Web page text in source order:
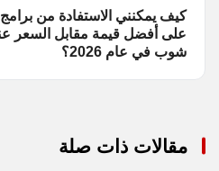
كيف يمكنني الاستفادة من
على أفضل قيمة مقابل السعر
شوب في عام 2026؟
مقالات ذات صلة